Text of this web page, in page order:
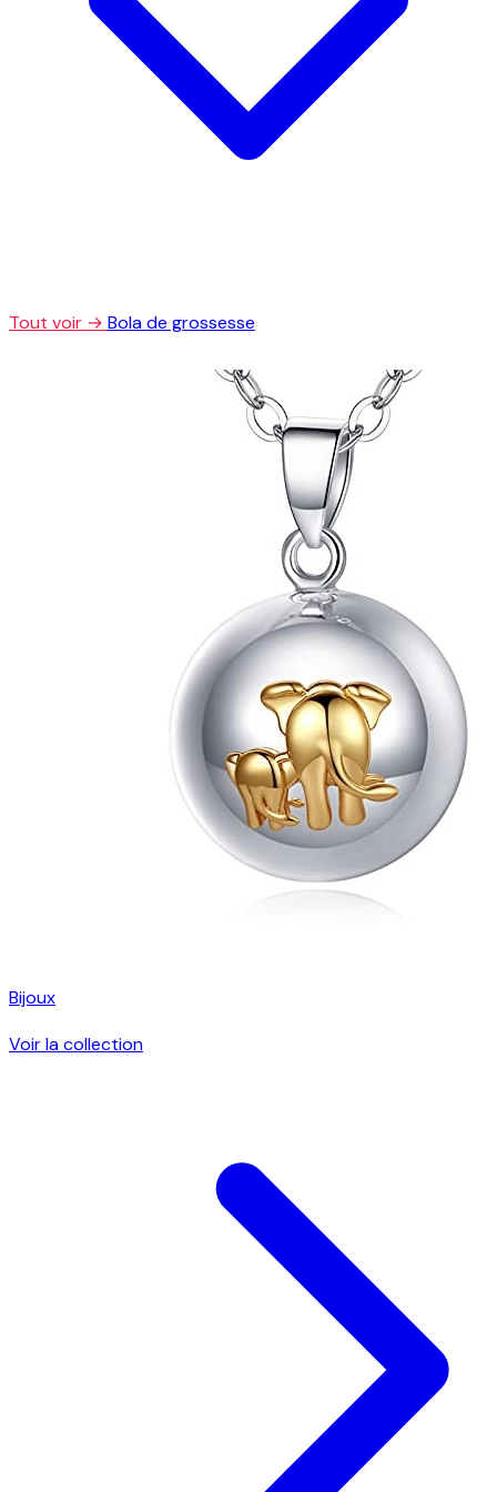
Tout voir → Bola de grossesse
Bijoux
Voir la collection